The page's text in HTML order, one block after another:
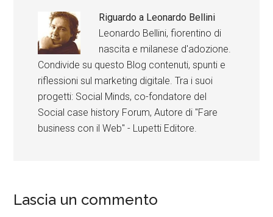
Riguardo a Leonardo Bellini
Leonardo Bellini, fiorentino di
nascita e milanese d'adozione.
Condivide su questo Blog contenuti, spunti e
riflessioni sul marketing digitale. Tra i suoi
progetti: Social Minds, co-fondatore del
Social case history Forum, Autore di "Fare
business con il Web" - Lupetti Editore.
Lascia un commento